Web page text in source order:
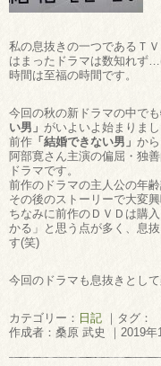
私の息抜きの一つであるＴＶ
はまったドラマは数知れず
時間は至福の時間です。
今回の秋の新ドラマの中で
い男」 がいよいよ始まりまし
前作 「結婚できない男」 か
阿部寛さん主演の偏屈・独
ドラマです。
前作のドラマの主人公の年
その後のストーリーで大変興
ちなみに前作のＤＶＤは購
かる」と思う点が多く、息
す(笑)
今回のドラマも息抜きとし
カテゴリー： 日記 ｜タグ：
作成者：桑原 武史 ｜2019年